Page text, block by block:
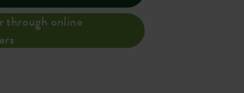
through online